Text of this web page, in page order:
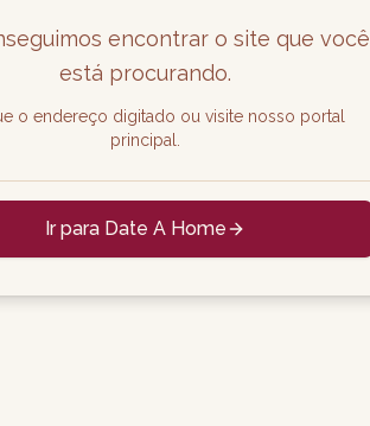
encontrar o site que você
está procurando.
o endereço digitado ou visite nosso portal
principal.
Ir para Date A Home